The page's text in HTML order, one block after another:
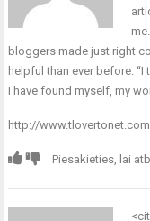
bloggers made just right
helpful than ever before.
I have found myself, my
http://
Piesakieties, lai